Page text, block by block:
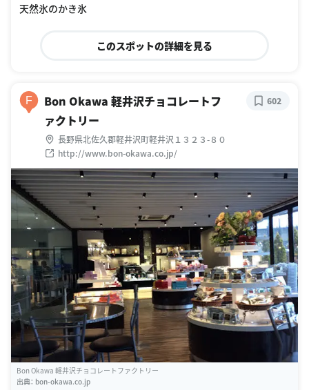
天然氷のかき氷
このスポットの詳細を見る
F
Bon Okawa 軽井沢チョコレートフ
ァクトリー
長野県北佐久郡軽井沢町軽井沢１３２３-８０
http://www.bon-okawa.co.jp/
602
Bon Okawa 軽井沢チョコレートファクトリー
出典： bon-okawa.co.jp